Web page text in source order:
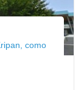
como